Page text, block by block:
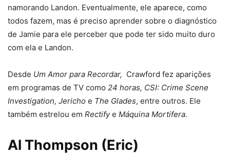
namorando Landon. Eventualmente, ele aparece, como
todos fazem, mas é preciso aprender sobre o diagnóstico
de Jamie para ele perceber que pode ter sido muito duro
com ela e Landon.
Desde Um Amor para Recordar, Crawford fez aparições
em programas de TV como 24 horas, CSI: Crime Scene
Investigation, Jericho e The Glades, entre outros. Ele
também estrelou em Rectifye Máquina Mortifera.
Al Thompson (Eric)